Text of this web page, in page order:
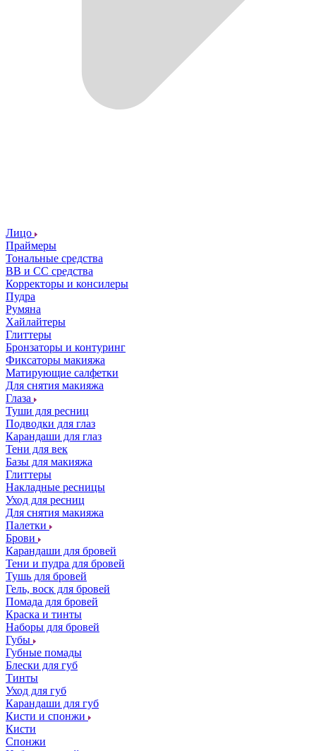
Лицо
Праймеры
Тональные средства
ВВ и СС средства
Корректоры и консилеры
Пудра
Румяна
Хайлайтеры
Глиттеры
Бронзаторы и контуринг
Фиксаторы макияжа
Матирующие салфетки
Для снятия макияжа
Глаза
Туши для ресниц
Подводки для глаз
Карандаши для глаз
Тени для век
Базы для макияжа
Глиттеры
Накладные ресницы
Уход для ресниц
Для снятия макияжа
Палетки
Брови
Карандаши для бровей
Тени и пудра для бровей
Тушь для бровей
Гель, воск для бровей
Помада для бровей
Краска и тинты
Наборы для бровей
Губы
Губные помады
Блески для губ
Тинты
Уход для губ
Карандаши для губ
Кисти и спонжи
Кисти
Спонжи